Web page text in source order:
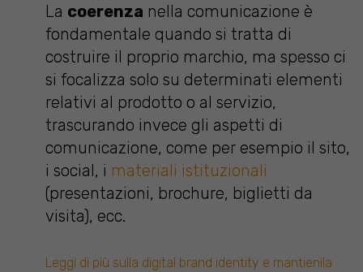
La coerenza nella comunicazione è
fondamentale quando si tratta di
costruire il proprio marchio, ma spesso ci
si focalizza solo su determinati elementi
relativi al prodotto o al servizio,
trascurando invece gli aspetti di
comunicazione, come per esempio il sito,
i social, i materiali istituzionali
(presentazioni, brochure, biglietti da
visita), ecc.
Leggi di più sulla digital brand identity e mantienila